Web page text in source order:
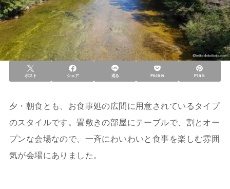
ポスト シェア 送る Pocket Pin it
夕・朝食とも、お食事処の広間に用意されているタイプ
のスタイルです。畳敷きの部屋にテーブルで、割とオー
プンな会場なので、一斉にわいわいと食事を楽しむ雰囲
気が会場にありました。